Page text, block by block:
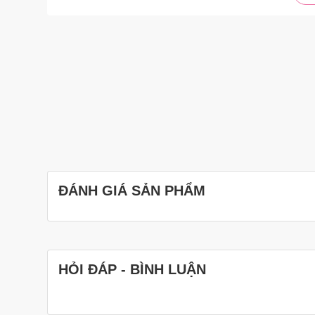
– Bảo vệ bé an toàn khỏi các côn trùng gây hại
ĐÁNH GIÁ SẢN PHẨM
HỎI ĐÁP - BÌNH LUẬN